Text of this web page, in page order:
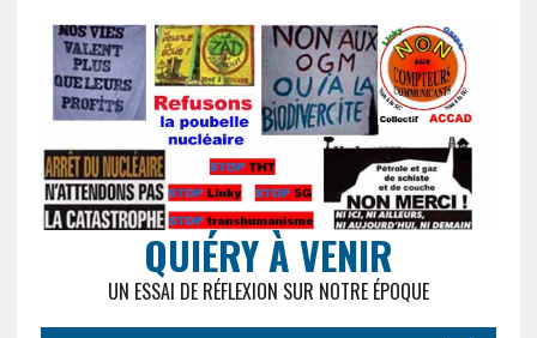
QUIÉRY À VENIR
UN ESSAI DE RÉFLEXION SUR NOTRE ÉPOQUE